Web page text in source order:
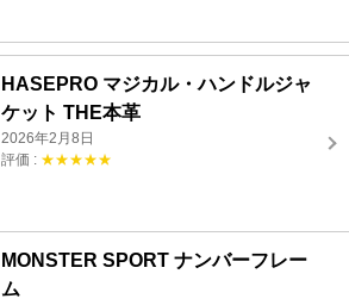
HASEPRO マジカル・ハンドルジャ
ケット THE本革
2026年2月8日
評価 : ★★★★★
MONSTER SPORT ナンバーフレー
ム